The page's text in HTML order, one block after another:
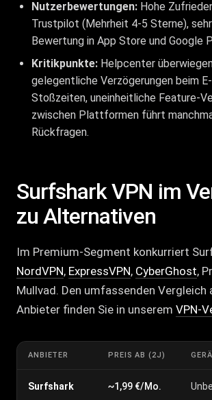
Nutzerbewertungen: Hohe
Trustpilot (Mehrheit 4-5 Sterne),
Bewertung in App Store und Google
Kritikpunkte: Helpcenter
gelegentliche Verzögerungen beim
Stoßzeiten, uneinheitliche Feature-
zwischen Plattformen führt
Rückfragen.
Surfshark VPN im
zu Alternativen
Im Premium-Segment konkurriert
NordVPN, ExpressVPN, CyberGhost,
Mullvad. Den umfassenden Vergleich
Anbieter finden Sie in unserem VPN-
ANBIETER PREIS AB (2J)
Surfshark ~1,99 €/Mo.